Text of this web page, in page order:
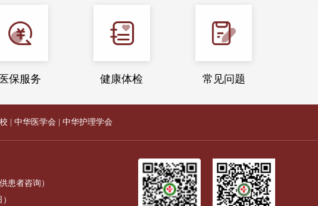
医保服务 健康体检 常见问题
中华医学会 中华护理学会
患者咨询）